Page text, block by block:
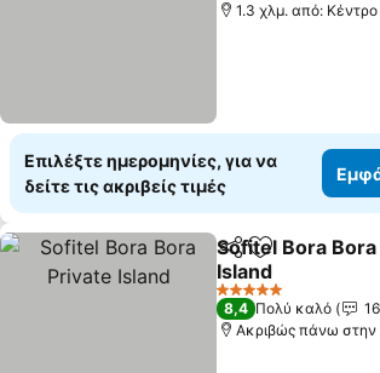
1.3 χλμ. από:
Επιλέξτε ημερομηνίες, για να
δείτε τις ακριβείς τιμές
Κοινοποίηση
Προσθήκη
Sofitel Bora
Island
Εμφάνιση τιμών
5 Αστέρια
8,4 Πολύ καλό
16
Ακριβώς πάνω στην